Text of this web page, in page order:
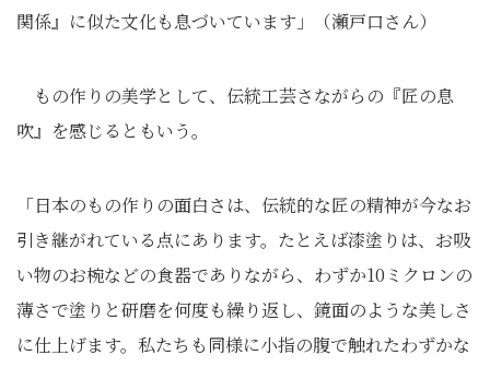
関係』に似た文化も息づいています」（瀬戸口さん）
もの作りの美学として、伝統工芸さながらの『匠の息
吹』を感じるともいう。
「日本のもの作りの面白さは、伝統的な匠の精神が今なお
引き継がれている点にあります。たとえば漆塗りは、お吸
い物のお椀などの食器でありながら、わずか10ミクロンの
薄さで塗りと研磨を何度も繰り返し、鏡面のような美しさ
に仕上げます。私たちも同様に小指の腹で触れたわずかな